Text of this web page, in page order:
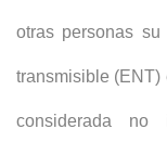
otras personas
transmisible (ENT)
considerada no